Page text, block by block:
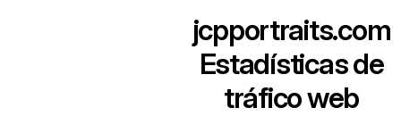
jcpportraits.com
Estadísticas de
tráfico web